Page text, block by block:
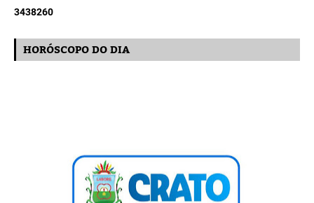
3438260
HORÓSCOPO DO DIA